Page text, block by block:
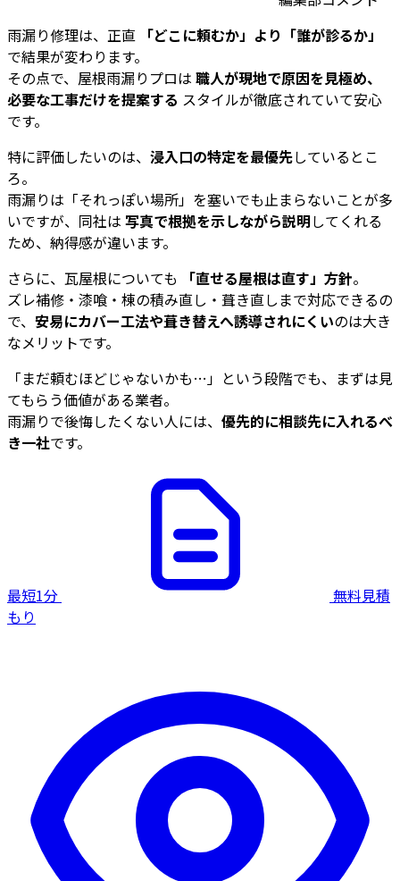
雨漏り修理は、正直
「どこに頼むか」より「誰が診るか」
で結果が変わります。
その点で、屋根雨漏りプロは 職人が現地で原因を見極め、
必要な工事だけを提案する スタイルが徹底されていて安心
です。
特に評価したいのは、 浸入口の特定を最優先しているとこ
ろ。
雨漏りは「それっぽい場所」を塞いでも止まらないことが多
いですが、同社は 写真で根拠を示しながら説明してくれる
ため、納得感が違います。
さらに、瓦屋根についても
「直せる屋根は直す」方針。
ズレ補修・漆喰・棟の積み直し・葺き直しまで対応できるの
で、 安易にカバー工法や葺き替えへ誘導されにくいのは大き
なメリットです。
「まだ頼むほどじゃないかも…」という段階でも、まずは見
てもらう価値がある業者。
雨漏りで後悔したくない人には、 優先的に相談先に入れるべ
き一社です。
最短1分
無料見積
もり